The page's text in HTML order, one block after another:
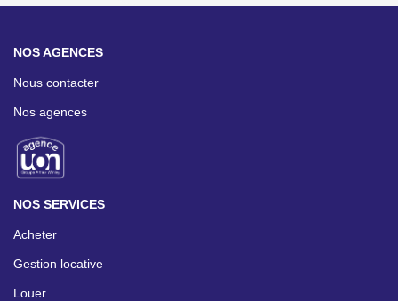
NOS AGENCES
Nous contacter
Nos agences
NOS SERVICES
Acheter
Gestion locative
Louer